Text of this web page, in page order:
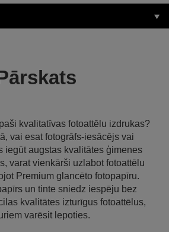
kvalitatīvas fotoattēlu izdrukas?
vai esat fotogrāfs-iesācējs vai
iegūt augstas kvalitātes ģimenes
varat vienkārši uzlabot fotoattēlu
Premium glancēto fotopapīru.
un tinte sniedz iespēju bez
kvalitātes izturīgus fotoattēlus,
varēsit lepoties.